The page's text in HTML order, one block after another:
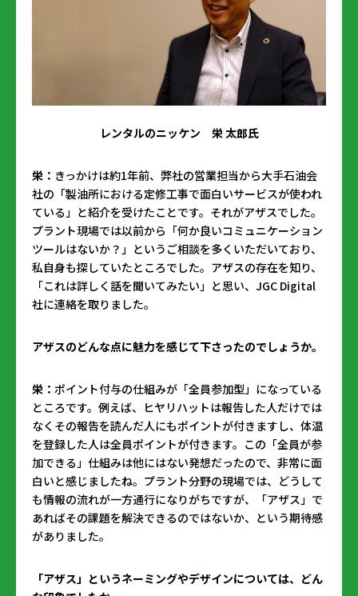
レンタルのニッケン 栄 太郎氏
栄： きっかけは約1年前、弊社の営業担当から大手石油会
社の「製油所における定修工事で面白いサービスが使われ
ている」と紹介を受けたことです。それがアザスでした。
プラント現場では以前から「何か良いコミュニケーション
ツールはないか？」というご相談を多くいただいており、
私自身も探していたところでした。アザスの存在を知り、
「これは詳しく話を聞いてみたい」と思い、JGC Digital
社に連絡を取りました。
――アザスのどんな点に魅力を感じて下さったのでしょうか。
栄： ポイント付与の仕組みが「全員参加型」になっている
ところです。例えば、ヒヤリハットは報告した人だけでは
なくその報告を読んだ人にもポイントが付きますし、体温
を登録した人は全員ポイントが付きます。この「全員が参
加できる」仕組みは他にはない発想だったので、非常に面
白いと感じましたね。プラント分野の現場では、どうして
も情報の流れが一方通行になりがちですが、「アザス」で
あればその課題を解決できるのではないか、という期待感
がありました。
――「アザス」というネーミングやデザインについては、どん